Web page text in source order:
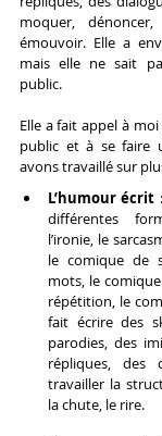
moquer,
émouvoir. Elle a
mais elle ne sait
public.
Elle a fait appel à
public et à se faire
avons travaillé sur
L’humour écrit
différentes
l’ironie, le
le comique de
mots, le
répétition, le
fait écrire des
parodies, des
répliques, des
travailler la
la chute, le rire.